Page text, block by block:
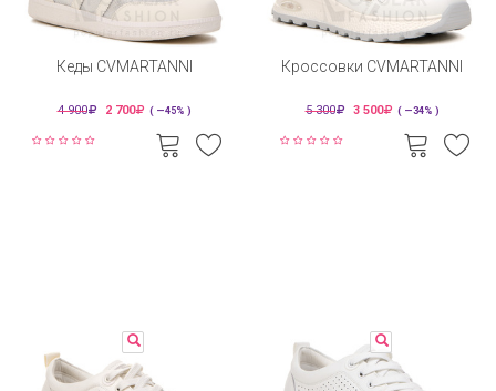
Кеды CVMARTANNI
4 900 2 700 ( —45% )
Кроссовки CVMARTANNI
5 300 3 500 ( —34% )